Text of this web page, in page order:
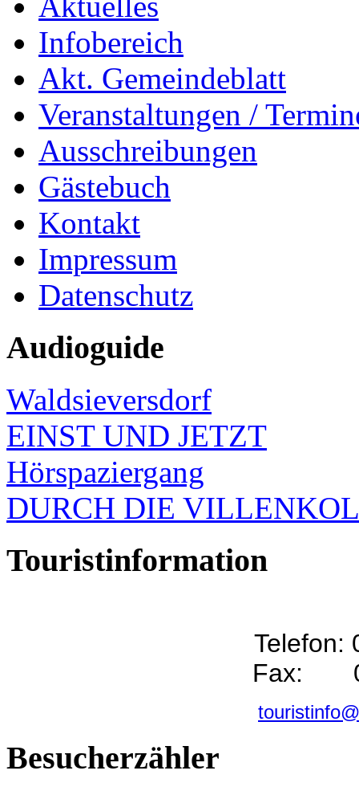
Infobereich
Akt. Gemeindeblatt
Veranstaltungen /
Ausschreibungen
Gästebuch
Kontakt
Impressum
Datenschutz
Audioguide
Waldsieversdorf
EINST UND JETZT
Hörspaziergang
DURCH DIE
Touristinformation
Telefon:
Fax:
Besucherzähler